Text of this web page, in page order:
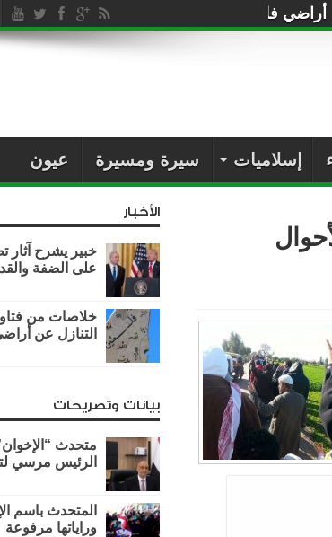
فلسطين للصهاينة
إسلاميات سيرة ومسيرة عيون
الأخبار
خبير يشرح آثار
على الضفة
خلاصات من
التنازل عن
بيانات وتصريحات
متحدث
الرئيس مرسي
المتحدث باسم
وراياتها مرفوعة